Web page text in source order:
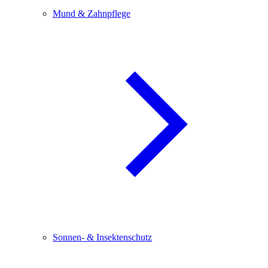
Mund & Zahnpflege
Sonnen- & Insektenschutz